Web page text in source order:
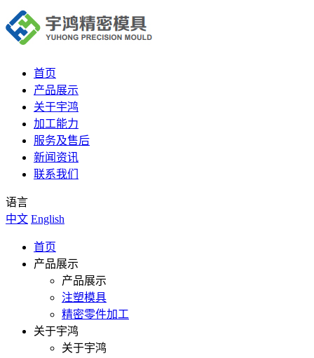
首页
产品展示
关于宇鸿
加工能力
服务及售后
新闻资讯
联系我们
语言
中文 English
首页
产品展示
产品展示
注塑模具
精密零件加工
关于宇鸿
关于宇鸿